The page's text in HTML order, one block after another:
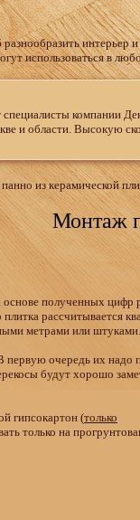
использоваться в
компании
и области. Высокую
из керамической
Монтаж
полученных цифр
рассчитывается
метрами или штуками.
очередь их надо
будут хорошо
гипсокартон (только
только на